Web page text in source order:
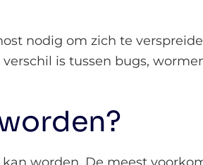
nodig om zich te
is tussen bugs,